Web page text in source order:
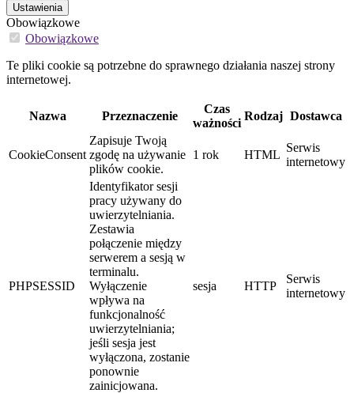
Ustawienia
Obowiązkowe
Obowiązkowe
Te pliki cookie są potrzebne do sprawnego działania naszej strony
internetowej.
Nazwa Przeznaczenie
Czas
ważności
Rodzaj Dostawca
CookieConsent
Zapisuje Twoją
zgodę na używanie
plików cookie.
1 rok HTML
Serwis
internetowy
PHPSESSID
Identyfikator sesji
pracy używany do
uwierzytelniania.
Zestawia
połączenie między
serwerem a sesją w
terminalu.
Wyłączenie
wpływa na
funkcjonalność
uwierzytelniania;
jeśli sesja jest
wyłączona, zostanie
ponownie
zainicjowana.
sesja HTTP
Serwis
internetowy